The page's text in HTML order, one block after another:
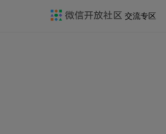
交流专区